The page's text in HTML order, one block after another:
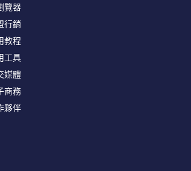
覽器
行銷
教程
工具
媒體
商務
夥伴